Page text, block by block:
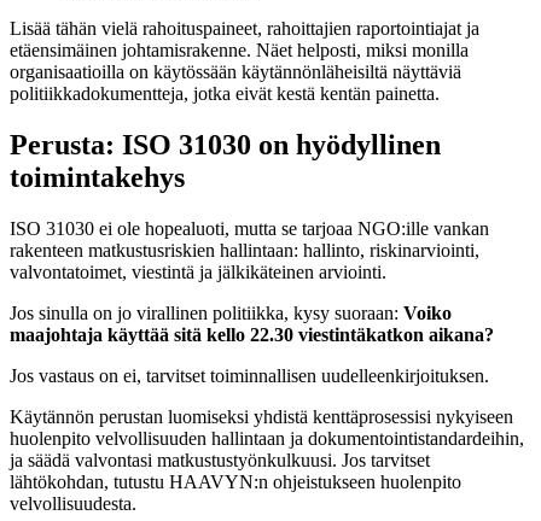
Lisää tähän vielä rahoituspaineet, rahoittajien raportointiajat ja
etäensimäinen johtamisrakenne. Näet helposti, miksi monilla
organisaatioilla on käytössään käytännönläheisiltä näyttäviä
politiikkadokumentteja, jotka eivät kestä kentän painetta.
Perusta: ISO 31030 on hyödyllinen
toimintakehys
ISO 31030 ei ole hopealuoti, mutta se tarjoaa NGO:ille vankan
rakenteen matkustusriskien hallintaan: hallinto, riskinarviointi,
valvontatoimet, viestintä ja jälkikäteinen arviointi.
Jos sinulla on jo virallinen politiikka, kysy suoraan: Voiko
maajohtaja käyttää sitä kello 22.30 viestintäkatkon aikana?
Jos vastaus on ei, tarvitset toiminnallisen uudelleenkirjoituksen.
Käytännön perustan luomiseksi yhdistä kenttäprosessisi nykyiseen
huolenpito velvollisuuden hallintaan ja dokumentointistandardeihin,
ja säädä valvontasi matkustustyönkulkuusi. Jos tarvitset
lähtökohdan, tutustu HAAVYN:n ohjeistukseen huolenpito
velvollisuudesta.